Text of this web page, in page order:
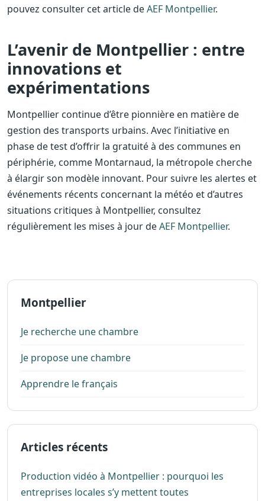
pouvez consulter cet article deAEF Montpellier.
L’avenir de Montpellier : entre
innovations et
expérimentations
Montpellier continue d’être pionnière en matière de
gestion des transports urbains. Avec l’initiative en
phase de test d’offrir la gratuité à des communes en
périphérie, comme Montarnaud, la métropole cherche
à élargir son modèle innovant. Pour suivre les alertes et
événements récents concernant la météo et d’autres
situations critiques à Montpellier, consultez
régulièrement les mises à jour deAEF Montpellier.
Montpellier
Je recherche une chambre
Je propose une chambre
Apprendre le français
Articles récents
Production vidéo à Montpellier : pourquoi les
entreprises locales s’y mettent toutes